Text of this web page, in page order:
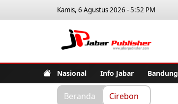
Kamis, 6 Agustus 2026 - 5:52 PM
Nasional Info Jabar Bandung
Beranda Cirebon